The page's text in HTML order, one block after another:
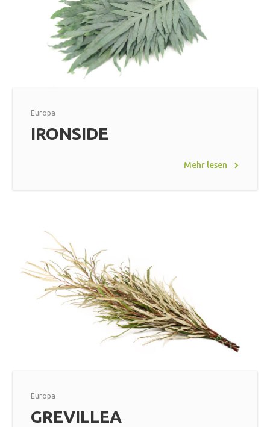
Europa
IRONSIDE
Mehr lesen
Europa
GREVILLEA